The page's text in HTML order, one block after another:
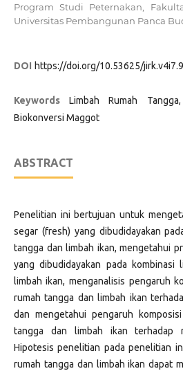
Program Studi Peternakan,
Universitas Pembangunan Panca
DOI https://doi.org/10.53625/
Keywords
Limbah Rumah
Biokonversi Maggot
ABSTRACT
Penelitian ini bertujuan untuk
segar (fresh) yang dibudidayakan
tangga dan limbah ikan, mengetahui
yang dibudidayakan pada kombinasi
limbah ikan, menganalisis pengaruh
rumah tangga dan limbah ikan
dan mengetahui pengaruh
tangga dan limbah ikan terhadap
Hipotesis penelitian pada penelitian
rumah tangga dan limbah ikan dapat